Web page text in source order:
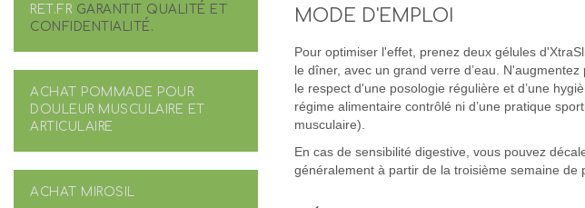
RET.FRGARANTIT QUALITÉ ET
CONFIDENTIALITÉ.
ACHAT POMMADE POUR
DOULEUR MUSCULAIRE ET
ARTICULAIRE
ACHAT MIROSIL
MODE D'EMPLOI
Pour optimiser l'effet, prenez deux gélules
le dîner, avec un grand verre d’eau.
le respect d'une posologie régulière et d’une
régime alimentaire contrôlé ni d’une pratique
musculaire).
En cas de sensibilité digestive, vous pouvez
généralement à partir de la troisième semaine de